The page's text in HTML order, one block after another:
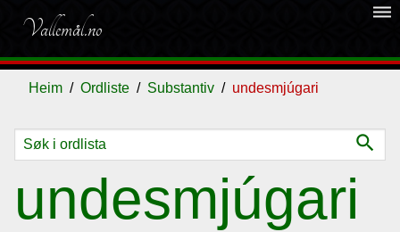
Vallemål.no
dehaze
Heim Ordliste Substantiv undesmjúgari
search
undesmjúgari
Ordliste
Om